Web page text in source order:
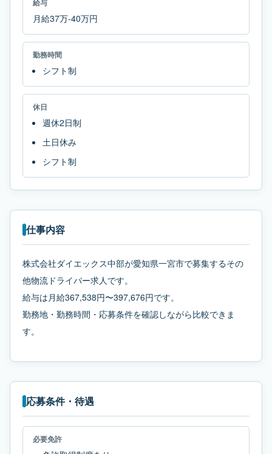
給与
月給37万-40万円
勤務時間
シフト制
休日
週休2日制
土日休み
シフト制
仕事内容
株式会社ダイエックス中部が愛知県一宮市で募集するその
他物流ドライバー求人です。
給与は月給367,538円〜397,676円です。
勤務地・勤務時間・応募条件を確認しながら比較できま
す。
応募条件・待遇
必要免許